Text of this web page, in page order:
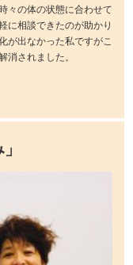
々の体の状態に合わせて
に相談できたのが助かり
が出なかった私ですがこ
消されました。